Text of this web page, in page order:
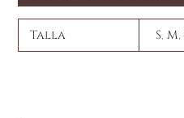
Talla S, M,